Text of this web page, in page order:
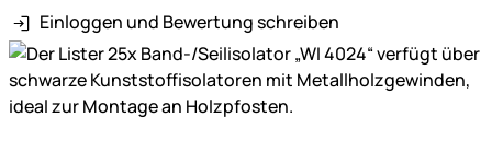
Einloggen und Bewertung schreiben
Produktgalerie